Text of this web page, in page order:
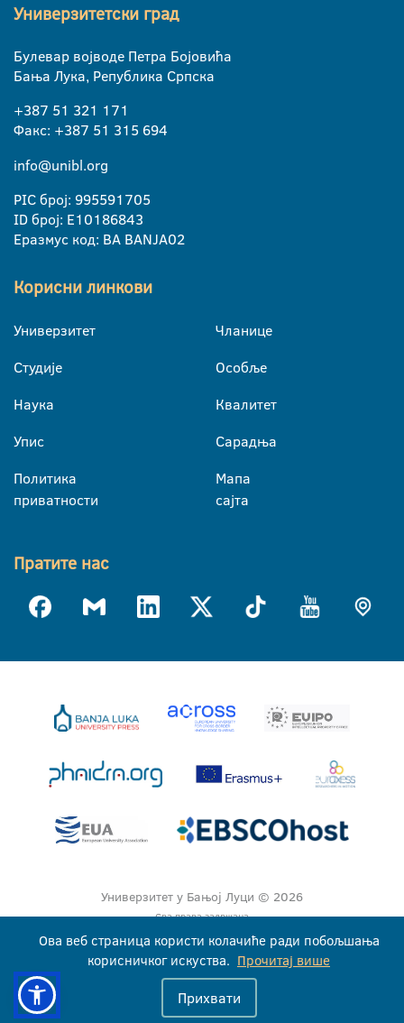
Универзитетски град
Булевар војводе Петра Бојовића
Бања Лука, Република Српска
+387 51 321 171
Факс: +387 51 315 694
info@unibl.org
PIC број: 995591705
ID број: E10186843
Еразмус код: BA BANJA02
Корисни линкови
Универзитет
Студије
Наука
Упис
Политика
приватности
Чланице
Особље
Квалитет
Сарадња
Мапа
сајта
Пратите нас
Универзитет у Бањој Луци © 2026
Сва права задржана
Ова веб страница користи колачиће ради побољшања
корисничког искуства. Прочитај више
Прихвати